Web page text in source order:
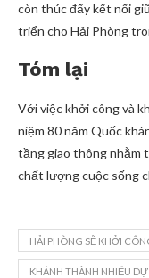
còn thúc đẩy kết nối
triển cho Hải Phòng
Tóm lại
Với việc khởi công và
niệm 80 năm Quốc
tầng giao thông nhằm
chất lượng cuộc sống
HẢI PHÒNG SẼ KHỞI
KHÁNH THÀNH NHIỀU